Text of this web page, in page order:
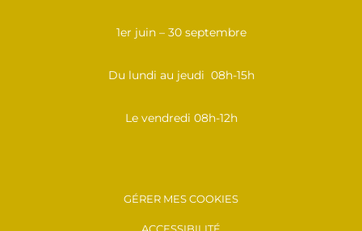
1er juin – 30 septembre
Du lundi au jeudi 08h-15h
Le vendredi 08h-12h
GÉRER MES COOKIES